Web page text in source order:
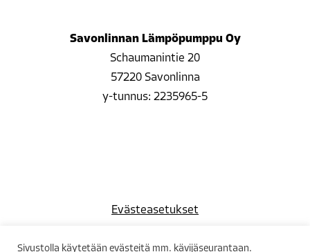
Savonlinnan Lämpöpumppu Oy
Schaumanintie 20
57220 Savonlinna
y-tunnus: 2235965-5
Evästeasetukset
Sivustolla käytetään evästeitä mm. kävijäseurantaan.